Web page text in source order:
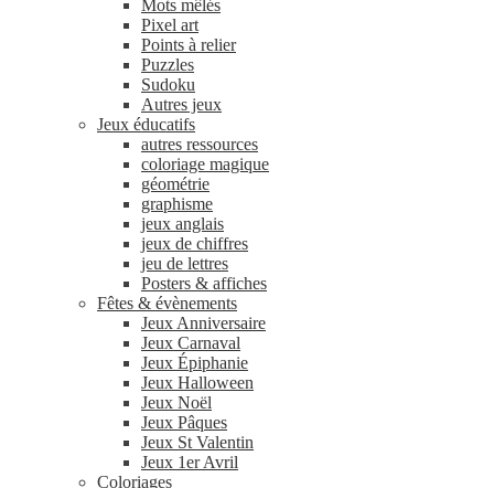
Mots mêlés
Pixel art
Points à relier
Puzzles
Sudoku
Autres jeux
Jeux éducatifs
autres ressources
coloriage magique
géométrie
graphisme
jeux anglais
jeux de chiffres
jeu de lettres
Posters & affiches
Fêtes & évènements
Jeux Anniversaire
Jeux Carnaval
Jeux Épiphanie
Jeux Halloween
Jeux Noël
Jeux Pâques
Jeux St Valentin
Jeux 1er Avril
Coloriages